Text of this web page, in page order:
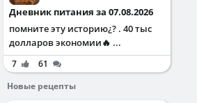
Дневник питания за 07.08.2026
помните эту историю¿? . 40 тыс
долларов экономии🔥 ...
7
61
Новые рецепты